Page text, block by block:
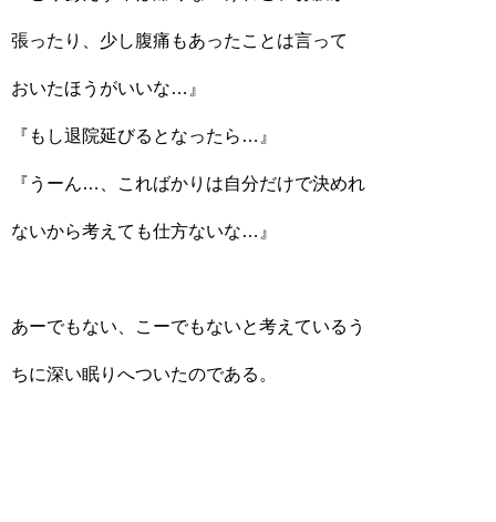
張ったり、少し腹痛もあったことは言って
おいたほうがいいな…』
『もし退院延びるとなったら…』
『うーん…、こればかりは自分だけで決めれ
ないから考えても仕方ないな…』
あーでもない、こーでもないと考えているう
ちに深い眠りへついたのである。